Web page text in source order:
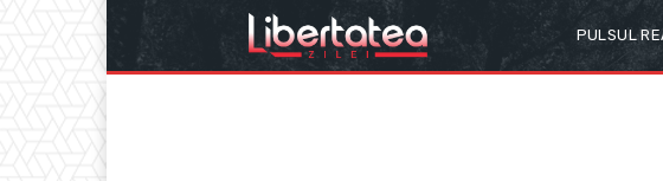
PULSUL